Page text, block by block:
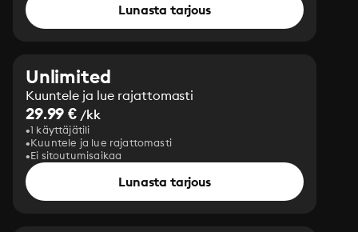
Lunasta tarjous
Unlimited
Kuuntele ja lue rajattomasti
29.99 € /kk
1 käyttäjätili
Kuuntele ja lue rajattomasti
Ei sitoutumisaikaa
Lunasta tarjous